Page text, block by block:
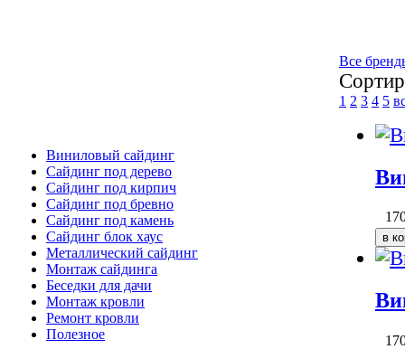
Виниловый сайдинг
Сайдинг под дерево
Сайдинг под кирпич
Сайдинг под бревно
Сайдинг под камень
Cайдинг блок хаус
Металлический сайдинг
Монтаж сайдинга
Беседки для дачи
Монтаж кровли
Ремонт кровли
Полезное
Все
1 2 3 4 5